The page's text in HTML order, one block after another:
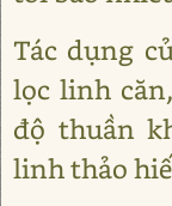
Tác dụng
lọc linh
độ thuần
linh thảo